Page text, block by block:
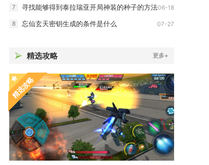
7 寻找能够得到泰拉瑞亚开局神装的种子的方法06-18
8 忘仙玄天密钥生成的条件是什么 07-27
精选攻略 更多+
精选攻略